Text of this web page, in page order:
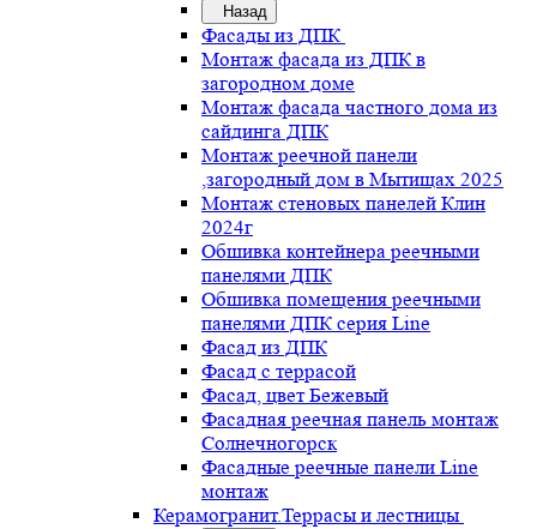
Назад
Фасады из ДПК
Монтаж фасада из ДПК в
загородном доме
Монтаж фасада частного дома из
сайдинга ДПК
Монтаж реечной панели
,загородный дом в Мытищах 2025
Монтаж стеновых панелей Клин
2024г
Обшивка контейнера реечными
панелями ДПК
Обшивка помещения реечными
панелями ДПК серия Line
Фасад из ДПК
Фасад с террасой
Фасад, цвет Бежевый
Фасадная реечная панель монтаж
Солнечногорск
Фасадные реечные панели Line
монтаж
Керамогранит.Террасы и лестницы